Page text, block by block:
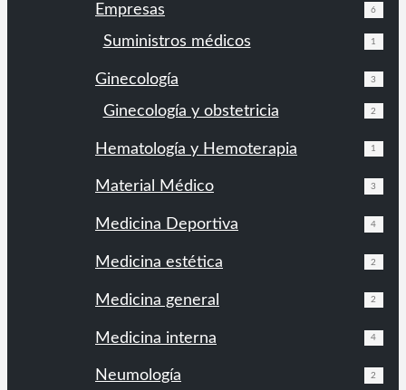
Empresas 6
Suministros médicos 1
Ginecología 3
Ginecología y obstetricia 2
Hematología y Hemoterapia 1
Material Médico 3
Medicina Deportiva 4
Medicina estética 2
Medicina general 2
Medicina interna 4
Neumología 2